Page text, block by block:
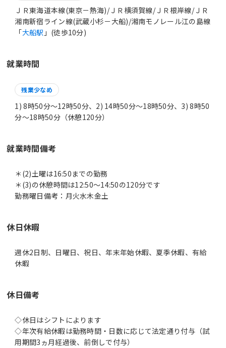
ＪＲ東海道本線(東京－熱海)/ＪＲ横須賀線/ＪＲ根岸線/ＪＲ
湘南新宿ライン線(武蔵小杉－大船)/湘南モノレール江の島線
「大船駅 」(徒歩10分)
就業時間
残業少なめ
1) 8時50分〜12時50分、2) 14時50分〜18時50分、3) 8時50
分〜18時50分（休憩120分）
就業時間備考
＊(2)土曜は16:50までの勤務
＊(3)の休憩時間は12:50～14:50の120分です
休日休暇
週休2日制、日曜日、祝日、年末年始休暇、夏季休暇、有給
休暇
休日備考
◇休日はシフトによります
◇年次有給休暇は勤務時間・日数に応じて法定通り付与（試
用期間3ヵ月経過後、前倒しで付与）